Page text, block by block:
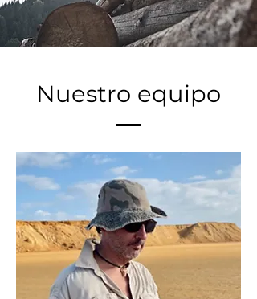
Nuestro equipo